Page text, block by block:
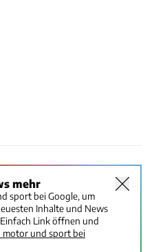
mehr
sport bei Google, um
Inhalte und News
Link öffnen und
motor und sport bei